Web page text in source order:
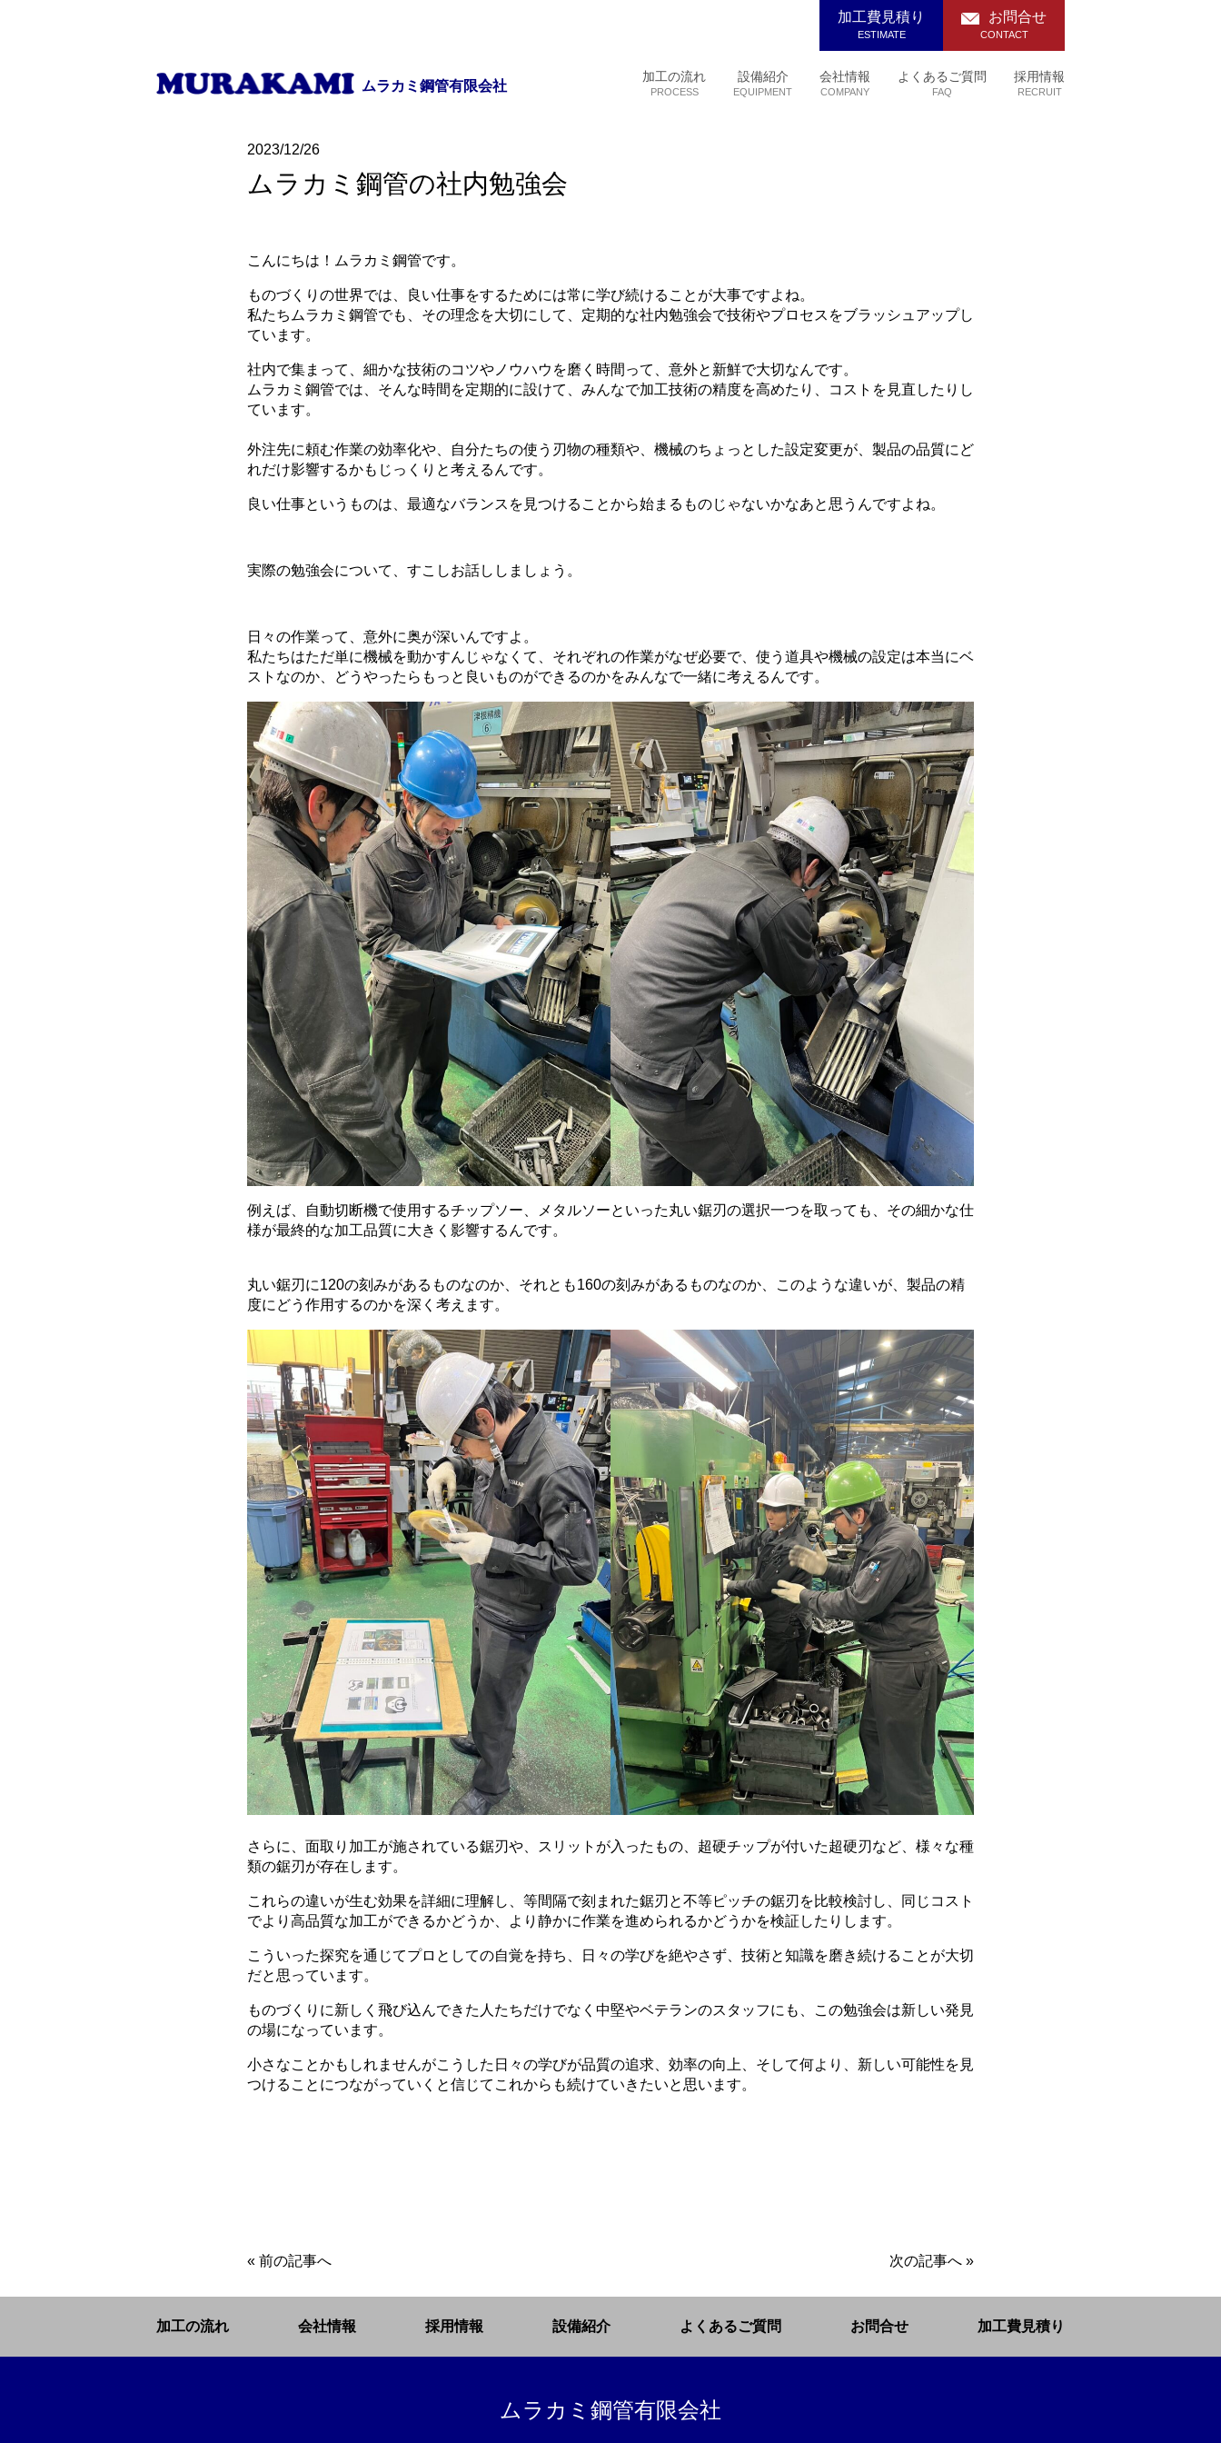
加工費見積り
ESTIMATE
お問合せ
CONTACT
ムラカミ鋼管有限会社
加工の流れ
PROCESS
設備紹介
EQUIPMENT
会社情報
COMPANY
よくあるご質問
FAQ
採用情報
RECRUIT
2023/12/26
ムラカミ鋼管の社内勉強会
こんにちは！ムラカミ鋼管です。
ものづくりの世界では、良い仕事をするためには常に学び続けることが大事ですよね。
私たちムラカミ鋼管でも、その理念を大切にして、定期的な社内勉強会で技術やプロセスをブラッシュアップし
ています。
社内で集まって、細かな技術のコツやノウハウを磨く時間って、意外と新鮮で大切なんです。
ムラカミ鋼管では、そんな時間を定期的に設けて、みんなで加工技術の精度を高めたり、コストを見直したりし
ています。
外注先に頼む作業の効率化や、自分たちの使う刃物の種類や、機械のちょっとした設定変更が、製品の品質にど
れだけ影響するかもじっくりと考えるんです。
良い仕事というものは、最適なバランスを見つけることから始まるものじゃないかなあと思うんですよね。
実際の勉強会について、すこしお話ししましょう。
日々の作業って、意外に奥が深いんですよ。
私たちはただ単に機械を動かすんじゃなくて、それぞれの作業がなぜ必要で、使う道具や機械の設定は本当にベ
ストなのか、どうやったらもっと良いものができるのかをみんなで一緒に考えるんです。
例えば、自動切断機で使用するチップソー、メタルソーといった丸い鋸刃の選択一つを取っても、その細かな仕
様が最終的な加工品質に大きく影響するんです。
丸い鋸刃に120の刻みがあるものなのか、それとも160の刻みがあるものなのか、このような違いが、製品の精
度にどう作用するのかを深く考えます。
さらに、面取り加工が施されている鋸刃や、スリットが入ったもの、超硬チップが付いた超硬刃など、様々な種
類の鋸刃が存在します。
これらの違いが生む効果を詳細に理解し、等間隔で刻まれた鋸刃と不等ピッチの鋸刃を比較検討し、同じコスト
でより高品質な加工ができるかどうか、より静かに作業を進められるかどうかを検証したりします。
こういった探究を通じてプロとしての自覚を持ち、日々の学びを絶やさず、技術と知識を磨き続けることが大切
だと思っています。
ものづくりに新しく飛び込んできた人たちだけでなく中堅やベテランのスタッフにも、この勉強会は新しい発見
の場になっています。
小さなことかもしれませんがこうした日々の学びが品質の追求、効率の向上、そして何より、新しい可能性を見
つけることにつながっていくと信じてこれからも続けていきたいと思います。
« 前の記事へ 次の記事へ »
加工の流れ 会社情報 採用情報 設備紹介 よくあるご質問 お問合せ 加工費見積り
ムラカミ鋼管有限会社